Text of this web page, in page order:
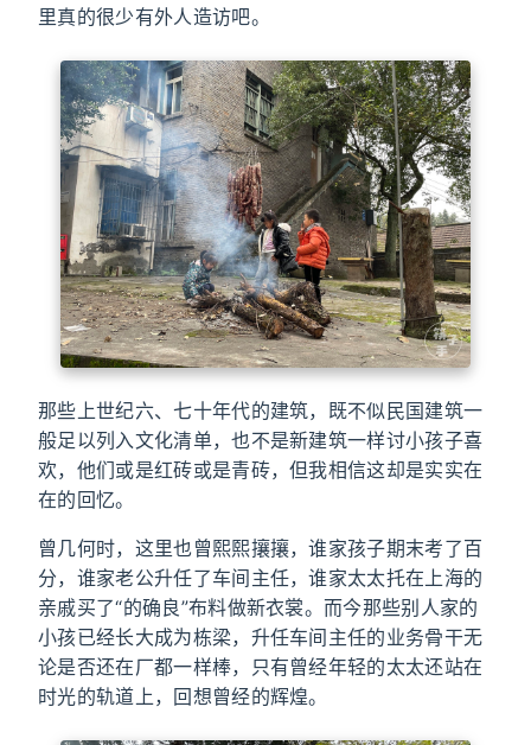
里真的很少有外人造访吧。
那些上世纪六、七十年代的建筑，既不似民国建筑一
般足以列入文化清单，也不是新建筑一样讨小孩子喜
欢，他们或是红砖或是青砖，但我相信这却是实实在
在的回忆。
曾几何时，这里也曾熙熙攘攘，谁家孩子期末考了百
分，谁家老公升任了车间主任，谁家太太托在上海的
亲戚买了“的确良”布料做新衣裳。而今那些别人家的
小孩已经长大成为栋梁，升任车间主任的业务骨干无
论是否还在厂都一样棒，只有曾经年轻的太太还站在
时光的轨道上，回想曾经的辉煌。